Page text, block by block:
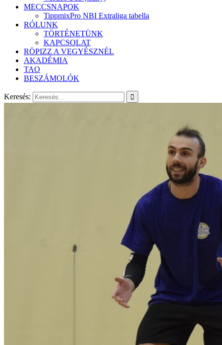
MECCSNAPOK
TippmixPro NBI Extraliga tabella
RÓLUNK
TÖRTÉNETÜNK
KAPCSOLAT
RÖPIZZ A VEGYÉSZNÉL
AKADÉMIA
TAO
BESZÁMOLÓK
Keresés: